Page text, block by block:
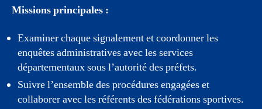
Missions principales :
Examiner chaque signalement et coordonner les
enquêtes administratives avec les services
départementaux sous l’autorité des préfets.
Suivre l’ensemble des procédures engagées et
collaborer avec les référents des fédérations sportives.